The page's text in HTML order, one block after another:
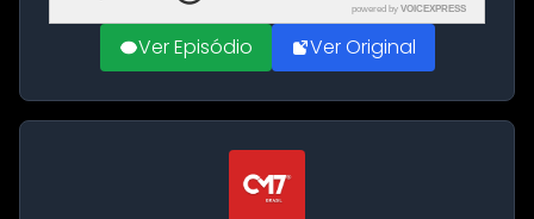
powered by VOICEXPRESS
Ver Episódio Ver Original